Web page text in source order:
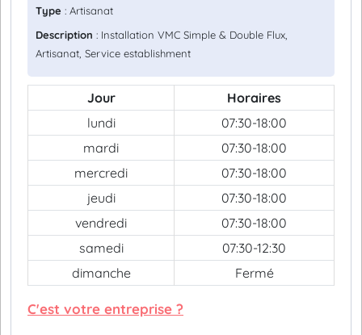
Type : Artisanat
Description : Installation VMC Simple & Double Flux,
Artisanat, Service establishment
Jour
Horaires
lundi
07:30-18:00
mardi
07:30-18:00
mercredi
07:30-18:00
jeudi
07:30-18:00
vendredi
07:30-18:00
samedi
07:30-12:30
dimanche
Fermé
C'est votre entreprise ?